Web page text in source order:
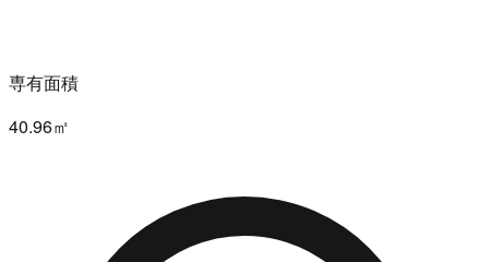
専有面積
40.96㎡